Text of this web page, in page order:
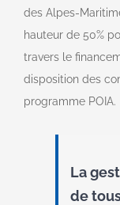
des Alpes-
hauteur de 50%
travers le
disposition des
programme POIA.
La
de